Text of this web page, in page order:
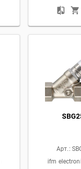
Арт.:
ifm